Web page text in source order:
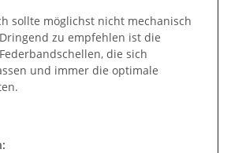
sollte möglichst nicht mechanisch
zu empfehlen ist die
die sich
und immer die optimale